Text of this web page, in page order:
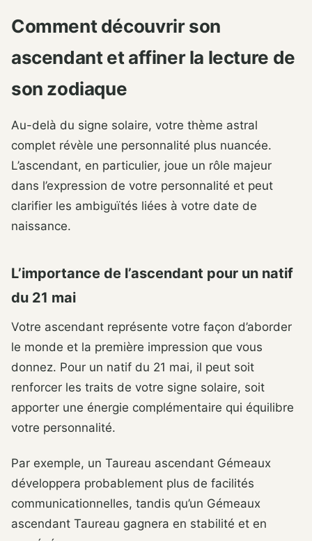
Comment découvrir son
ascendant et affiner la lecture de
son zodiaque
Au-delà du signe solaire, votre thème astral
complet révèle une personnalité plus nuancée.
L’ascendant, en particulier, joue un rôle majeur
dans l’expression de votre personnalité et peut
clarifier les ambiguïtés liées à votre date de
naissance.
L’importance de l’ascendant pour un natif
du 21 mai
Votre ascendant représente votre façon d’aborder
le monde et la première impression que vous
donnez. Pour un natif du 21 mai, il peut soit
renforcer les traits de votre signe solaire, soit
apporter une énergie complémentaire qui équilibre
votre personnalité.
Par exemple, un Taureau ascendant Gémeaux
développera probablement plus de facilités
communicationnelles, tandis qu’un Gémeaux
ascendant Taureau gagnera en stabilité et en